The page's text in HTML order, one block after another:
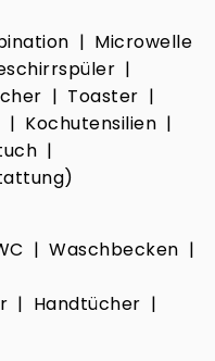
| Microwelle
|
| Toaster |
Kochutensilien |
|
| Waschbecken |
| Handtücher |